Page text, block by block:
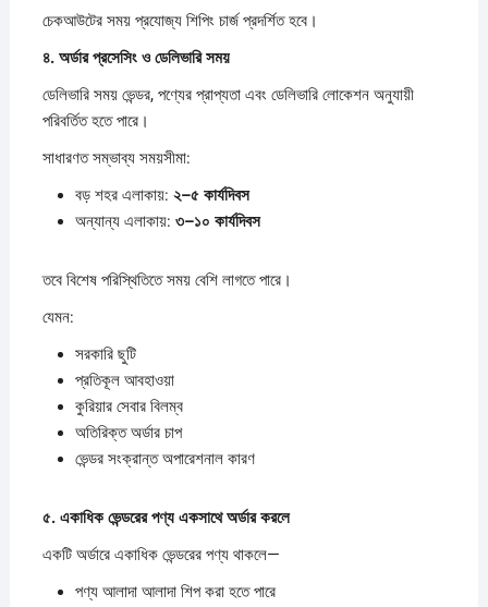
চেকআউটের সময় প্রযোজ্য শিপিং চার্জ প্রদর্শিত হবে।
৪. অর্ডারপ্রসেসিং ওডেলিভারিসময়
ডেলিভারি সময় ভেন্ডর, পণ্যের প্রাপ্যতা এবং ডেলিভারি লোকেশন অনুযায়ী
পরিবর্তিত হতে পারে।
সাধারণত সম্ভাব্য সময়সীমা:
বড় শহর এলাকায়: ২–৫ কার্যদিবস
অন্যান্য এলাকায়: ৩–১০ কার্যদিবস
তবে বিশেষ পরিস্থিতিতে সময় বেশি লাগতে পারে।
যেমন:
সরকারি ছুটি
প্রতিকূল আবহাওয়া
কুরিয়ার সেবার বিলম্ব
অতিরিক্ত অর্ডার চাপ
ভেন্ডর সংক্রান্ত অপারেশনাল কারণ
৫. একাধিকভেন্ডরেরপণ্যএকসাথেঅর্ডারকরলে
একটি অর্ডারে একাধিক ভেন্ডরের পণ্য থাকলে—
পণ্য আলাদা আলাদা শিপ করা হতে পারে